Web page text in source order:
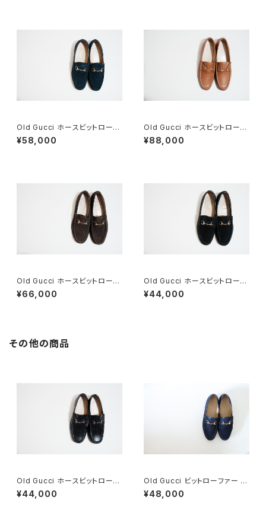
Old Gucci ホースビットローフ
ァー 36C Navy Suede
¥58,000
Old Gucci ホースビットローフ
ァー 38.5C tan ほぼDeadsto
ck
¥88,000
Old Gucci ホースビットローフ
ァー 35C スエードDB
¥66,000
Old Gucci ホースビットローフ
ァー 37C BK Suede
¥44,000
その他の商品
Old Gucci ホースビットローフ
ァー 34C BK
¥44,000
Old Gucci ビットローファー 3
6C Navy Suede
¥48,000